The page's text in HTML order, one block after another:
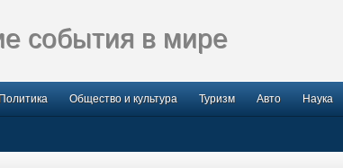
события в мире
Политика Общество и культура Туризм Авто Наука